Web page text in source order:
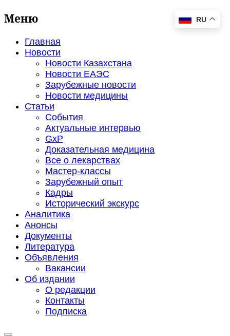
Меню
Главная
Новости
Новости Казахстана
Новости ЕАЭС
Зарубежные новости
Новости медицины
Статьи
События
Актуальные интервью
GxP
Доказательная медицина
Все о лекарствах
Мастер-классы
Зарубежный опыт
Кадры
Исторический экскурс
Аналитика
Анонсы
Документы
Литература
Объявления
Вакансии
Об издании
О редакции
Контакты
Подписка
RU